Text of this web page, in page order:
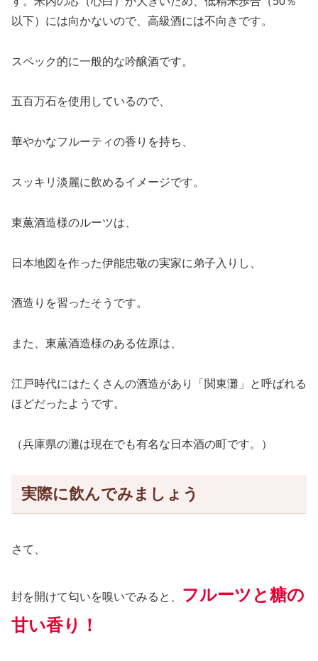
以下）には向かないので、高級酒には不向きです。
スペック的に一般的な吟醸酒です。
五百万石を使用しているので、
華やかなフルーティの香りを持ち、
スッキリ淡麗に飲めるイメージです。
東薫酒造様のルーツは、
日本地図を作った伊能忠敬の実家に弟子入りし、
酒造りを習ったそうです。
また、東薫酒造様のある佐原は、
江戸時代にはたくさんの酒造があり「関東灘」と呼ばれる
ほどだったようです。
（兵庫県の灘は現在でも有名な日本酒の町です。）
実際に飲んでみましょう
さて、
封を開けて匂いを嗅いでみる と 、
フルーツと糖の
甘い香り！